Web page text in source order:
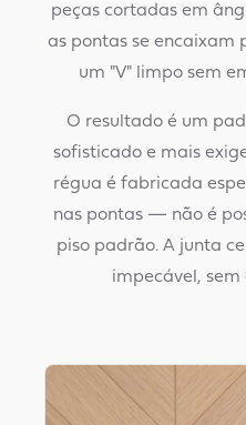
peças cortadas em
as pontas se
um "V" limpo sem
O resultado é um
sofisticado e mais
régua é fabricada
nas pontas — não é
piso padrão. A junta
impecável, sem